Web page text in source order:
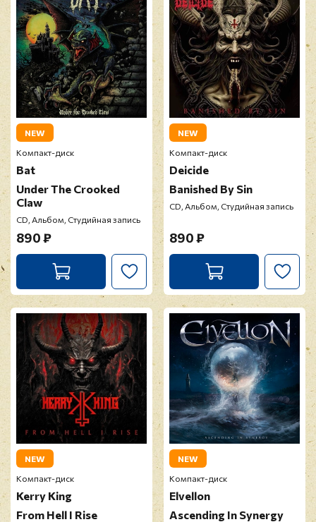
NEW
Компакт-диск
Bat
Under The Crooked
Claw
CD, Альбом, Студийная запись
890 ₽
NEW
Компакт-диск
Deicide
Banished By Sin
CD, Альбом, Студийная запись
890 ₽
NEW
Компакт-диск
Kerry King
From Hell I Rise
NEW
Компакт-диск
Elvellon
Ascending In Synergy